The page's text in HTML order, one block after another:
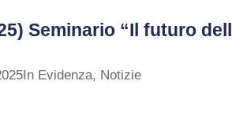
Seminario “Il futuro
In Evidenza, Notizie